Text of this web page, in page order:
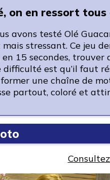
on en ressort tous
avons testé Olé
stressant. Ce jeu
15 secondes,
difficulté est qu’il faut
une chaîne de
partout, coloré et